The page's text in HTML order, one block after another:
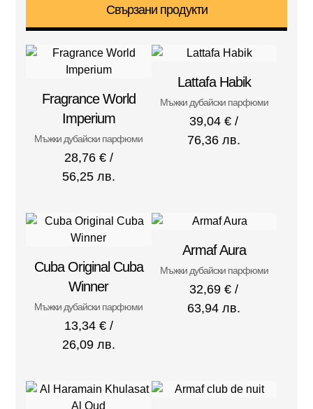
Свързани продукти
Fragrance World
Imperium
Мъжки дубайски парфюми
28,76 €/
56,25 лв.
Lattafa Habik
Мъжки дубайски парфюми
39,04€ /
76,36 лв.
Cuba Original Cuba
Winner
Мъжки дубайски парфюми
13,34 €/
26,09 лв.
Armaf Aura
Мъжки дубайски парфюми
32,69€ /
63,94 лв.